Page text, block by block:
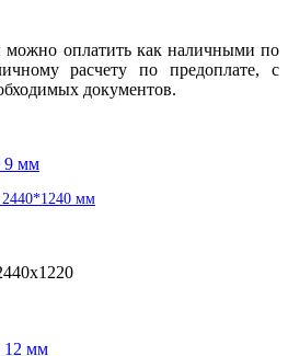
можно оплатить как наличными по
расчету по предоплате, с
документов.
мм